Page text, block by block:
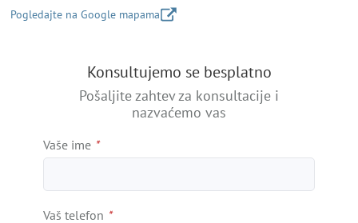
Pogledajte na Google mapama
Konsultujemo se besplatno
Pošaljite zahtev za konsultacije i
nazvaćemo vas
Vaše ime *
Vaš telefon *